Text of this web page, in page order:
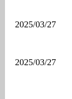
2025/03/27
2025/03/27